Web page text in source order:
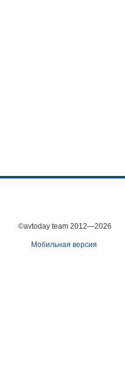
©avtoday team 2012—2026
Мобильная версия